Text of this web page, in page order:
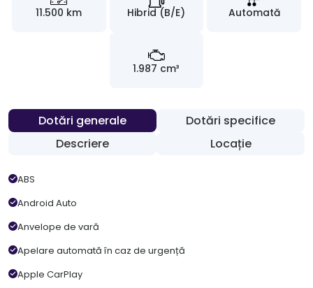
11.500 km Hibrid (B/E) Automată
1.987 cm³
Dotări generale
Dotări specifice
Descriere
Locație
ABS
Android Auto
Anvelope de vară
Apelare automată în caz de urgență
Apple CarPlay